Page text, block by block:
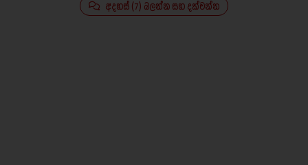
අදහස් (7) බලන්න සහ දක්වන්න